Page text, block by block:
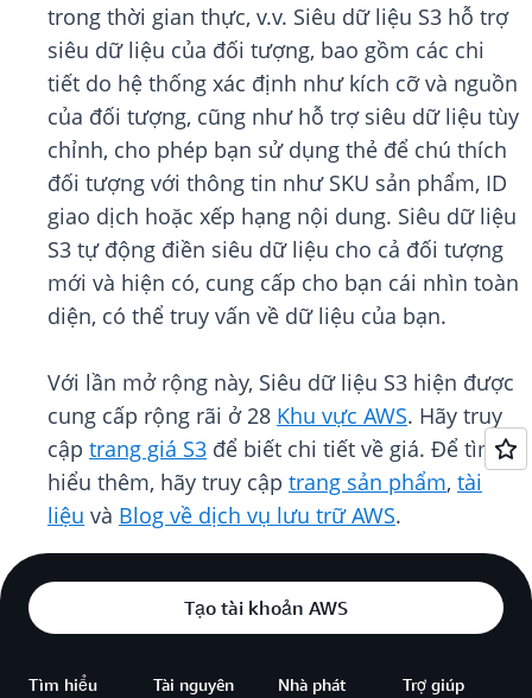
trong thời gian thực, v.v. Siêu dữ liệu S3 hỗ trợ
siêu dữ liệu của đối tượng, bao gồm các chi
tiết do hệ thống xác định như kích cỡ và nguồn
của đối tượng, cũng như hỗ trợ siêu dữ liệu tùy
chỉnh, cho phép bạn sử dụng thẻ để chú thích
đối tượng với thông tin như SKU sản phẩm, ID
giao dịch hoặc xếp hạng nội dung. Siêu dữ liệu
S3 tự động điền siêu dữ liệu cho cả đối tượng
mới và hiện có, cung cấp cho bạn cái nhìn toàn
diện, có thể truy vấn về dữ liệu của bạn.
Với lần mở rộng này, Siêu dữ liệu S3 hiện được
cung cấp rộng rãi ở 28 Khu vực AWS. Hãy truy
cập trang giá S3 để biết chi tiết về giá. Để tìm
hiểu thêm, hãy truy cập trang sản phẩm, tài
liệu và Blog về dịch vụ lưu trữ AWS.
Tạo tài khoản AWS
Tìm hiểu Tài nguyên
Nhà phát
Trợ giúp